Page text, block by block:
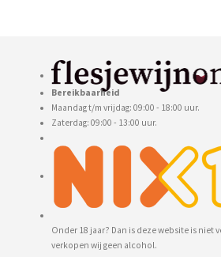
Bereikbaarheid
Maandag t/m vrijdag: 09:00 - 18:00 uur.
Zaterdag: 09:00 - 13:00 uur.
Onder 18 jaar? Dan is deze website is niet
verkopen wij geen alcohol.